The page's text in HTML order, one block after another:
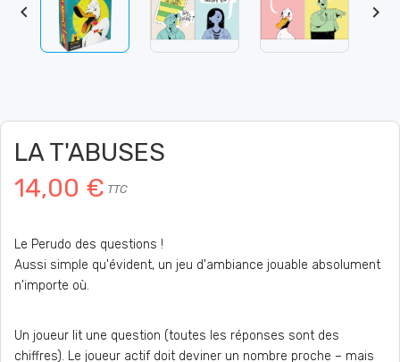
 
LA T'ABUSES
14,00 € TTC
Le Perudo des questions !
Aussi simple qu'évident, un jeu d'ambiance jouable absolument
n'importe où.
Un joueur lit une question (toutes les réponses sont des
chiffres). Le joueur actif doit deviner un nombre proche – mais